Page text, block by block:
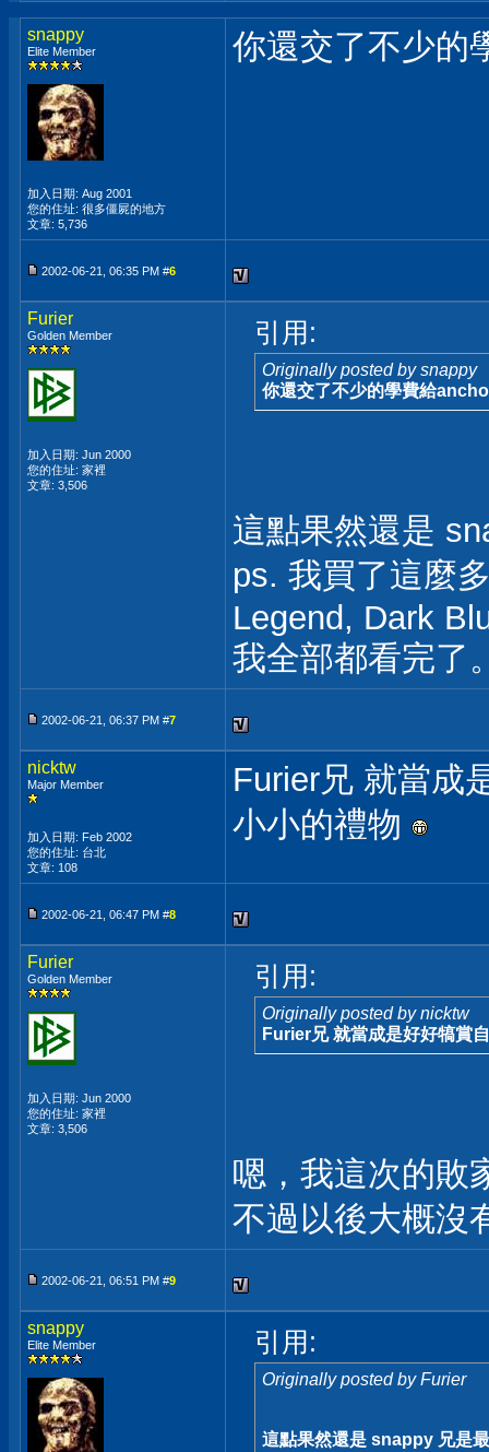
snappy
Elite Member
加入日期: Aug 2001
您的住址: 很多僵屍的地方
文章: 5,736
你還交了不少的
2002-06-21, 06:35 PM #6
Furier
Golden Member
加入日期: Jun 2000
您的住址: 家裡
文章: 3,506
引用:
Originally posted by snappy
你還交了不少的學費給
這點果然還是
ps. 我買了這麼
Legend, Dark
我全部都看完了
2002-06-21, 06:37 PM #7
nicktw
Major Member
加入日期: Feb 2002
您的住址: 台北
文章: 108
Furier兄 就當成
小小的禮物
2002-06-21, 06:47 PM #8
Furier
Golden Member
加入日期: Jun 2000
您的住址: 家裡
文章: 3,506
引用:
Originally posted by nicktw
Furier兄 就當成是好好犒賞
嗯，我這次的敗
不過以後大概沒
2002-06-21, 06:51 PM #9
snappy
Elite Member 引用:
Originally posted by Furier
這點果然還是 snappy 兄是